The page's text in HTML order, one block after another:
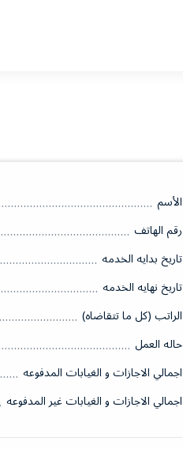
الأسم
رقم الهاتف
تاريخ بدايه الخدمه
تاريخ نهايه الخدمه
الراتب (كل ما تتقاضاه)
حاله العمل
اجمالي الاجازات و الغيابات المدفوعه
اجمالي الاجازات و الغيابات غير المدفوعه